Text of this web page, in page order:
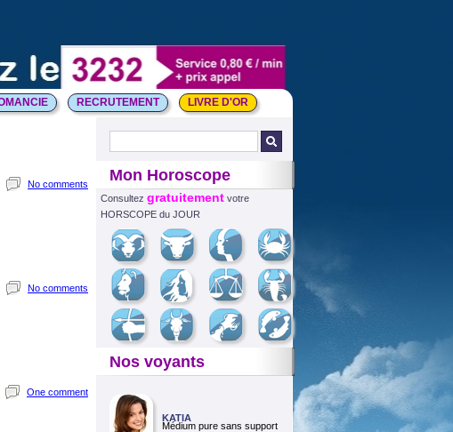
RECRUTEMENT LIVRE D'OR
No comments
No comments
One comment
Mon Horoscope
Consultez gratuitement votre
HORSCOPE du JOUR
Nos voyants
KATIA
Médium pure sans support